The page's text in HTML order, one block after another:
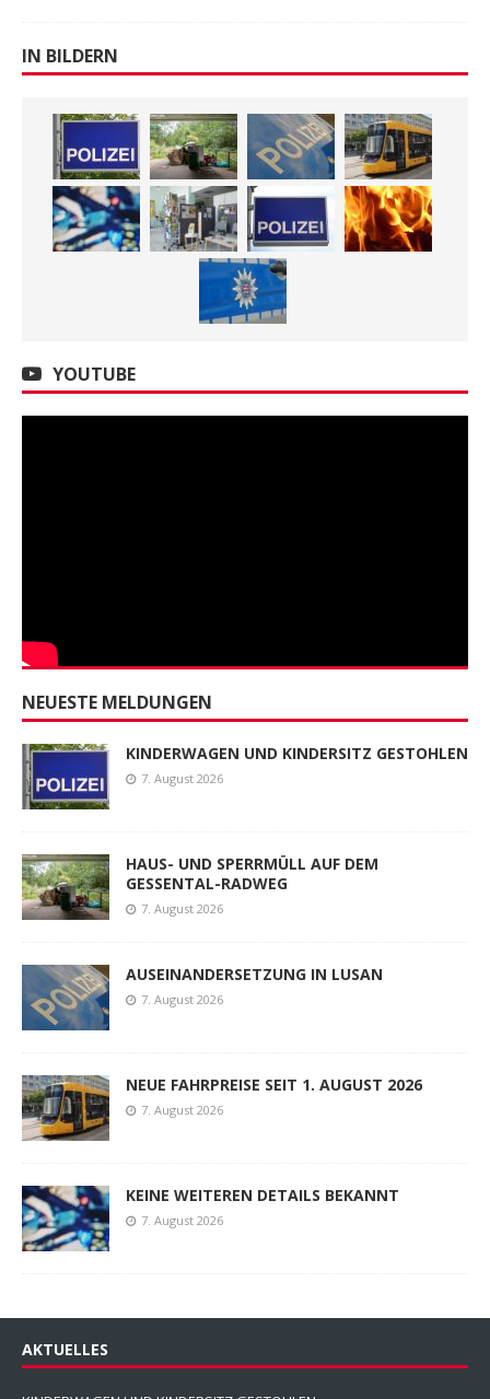
IN BILDERN
YOUTUBE
NEUESTE MELDUNGEN
KINDERWAGEN UND KINDERSITZ GESTOHLEN
7. August 2026
HAUS- UND SPERRMÜLL AUF DEM
GESSENTAL-RADWEG
7. August 2026
AUSEINANDERSETZUNG IN LUSAN
7. August 2026
NEUE FAHRPREISE SEIT 1. AUGUST 2026
7. August 2026
KEINE WEITEREN DETAILS BEKANNT
7. August 2026
AKTUELLES